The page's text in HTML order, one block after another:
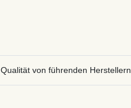
Qualität von führenden Herstellern